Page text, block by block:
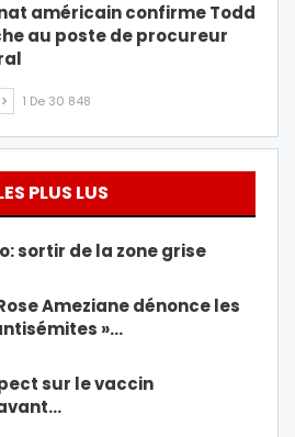
américain confirme Todd
au poste de procureur
1 De 30 848
PLUS LUS
sortir de la zone grise
Ameziane dénonce les
»…
sur le vaccin